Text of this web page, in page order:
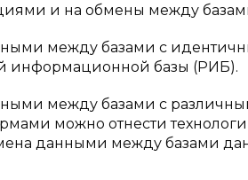
и на обмены между
между базами с
информационной базы (РИБ).
между базами с
можно отнести
данными между базами